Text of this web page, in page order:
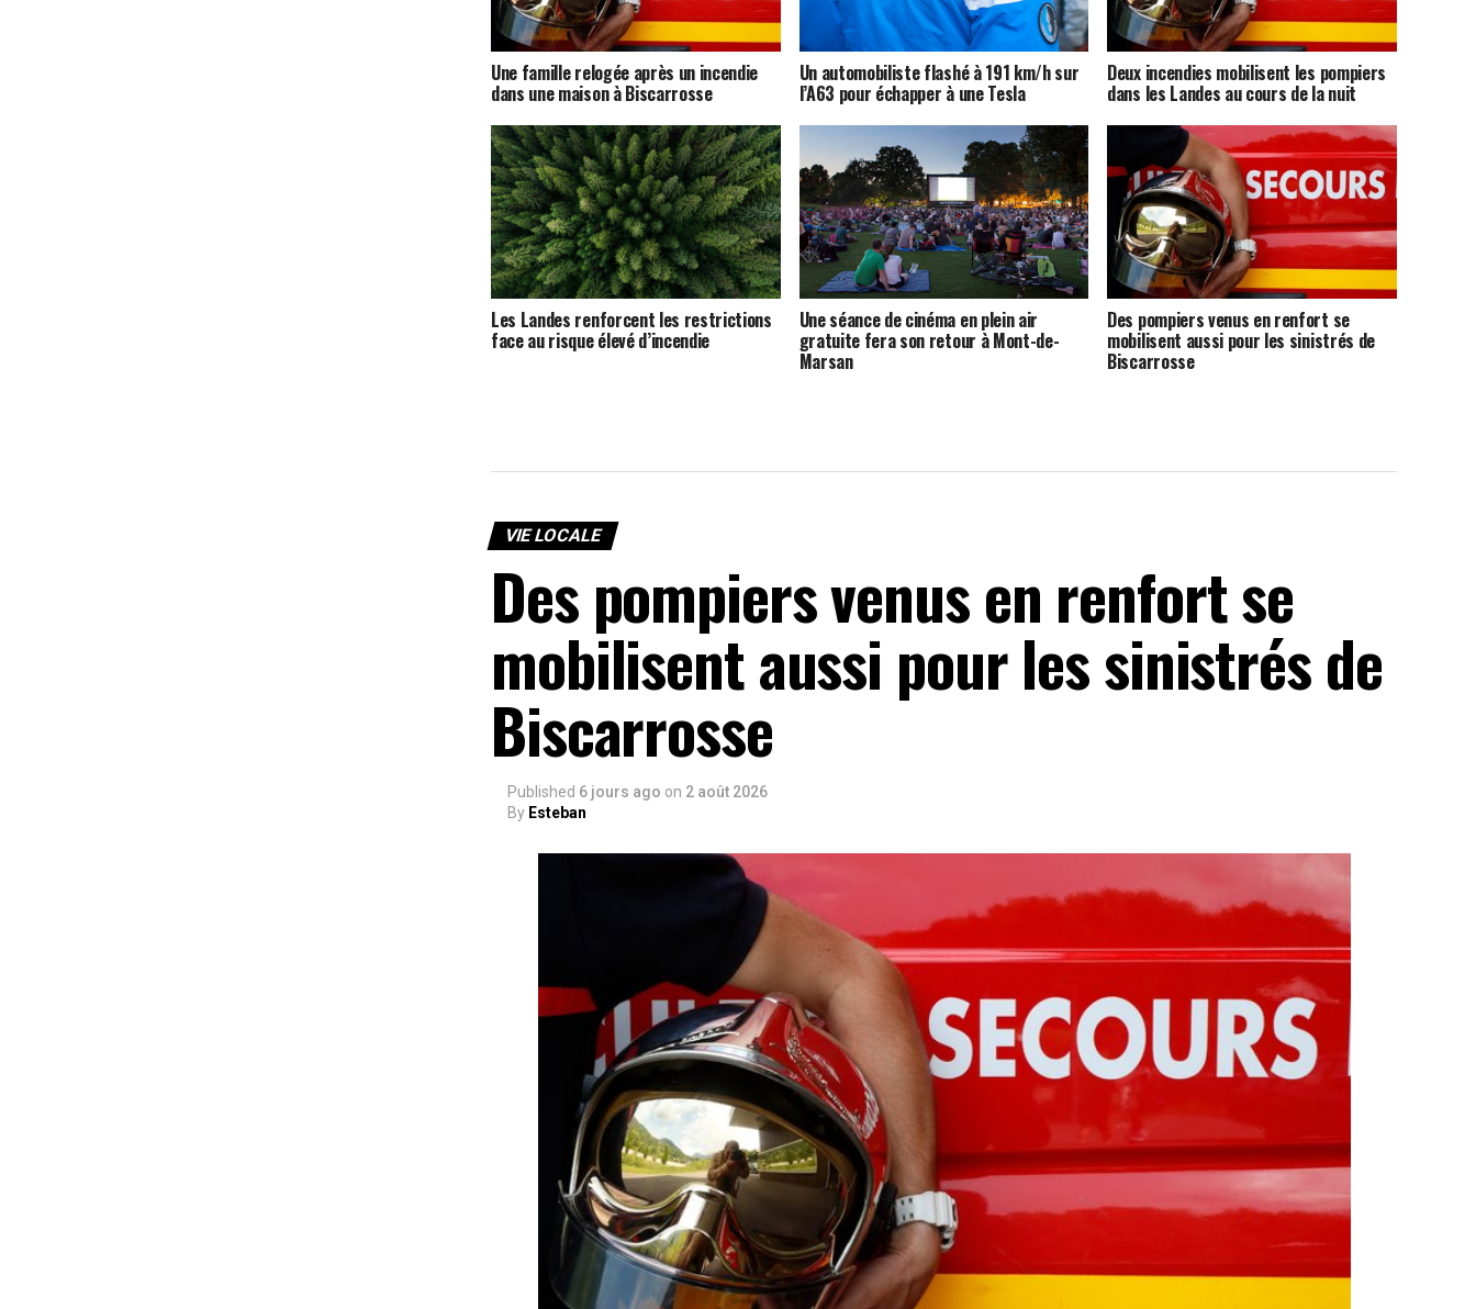
Une famille relogée après un incendie
dans une maison à Biscarrosse
Un automobiliste flashé à 191 km/h sur
l’A63 pour échapper à une Tesla
Deux incendies mobilisent les pompiers
dans les Landes au cours de la nuit
Les Landes renforcent les restrictions
face au risque élevé d’incendie
Une séance de cinéma en plein air
gratuite fera son retour à Mont-de-
Marsan
Des pompiers venus en renfort se
mobilisent aussi pour les sinistrés de
Biscarrosse
VIE LOCALE
Des pompiers venus en renfort se
mobilisent aussi pour les sinistrés de
Biscarrosse
Published 6 jours ago on 2 août 2026
By Esteban